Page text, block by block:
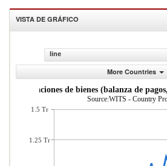
VISTA DE GRÁFICO
line
More Countries
Importaciones de bienes (balanza de
Source:WITS - Country
1.5 Tr
1.25 Tr